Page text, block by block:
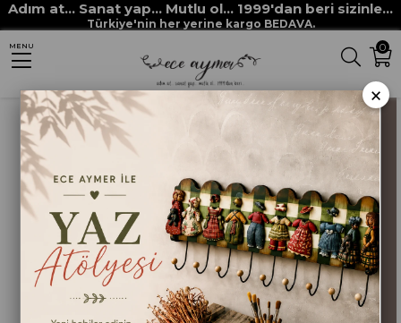
Adım at... Sanat yap... Mutlu ol... 1999'dan beri sizinle...
Türkiye'nin her yerine kargo BEDAVA.
0
MENU
Anasayfa HOBİ BOYALARI MULTİ SURFACE her yüzey boyaları
MULTİ SURFACE 2254 LATTE
×